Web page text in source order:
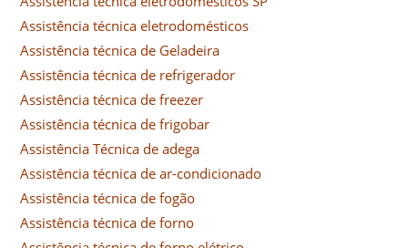
Assistência técnica eletrodomésticos
Assistência técnica de Geladeira
Assistência técnica de refrigerador
Assistência técnica de freezer
Assistência técnica de frigobar
Assistência Técnica de adega
Assistência técnica de ar-condicionado
Assistência técnica de fogão
Assistência técnica de forno